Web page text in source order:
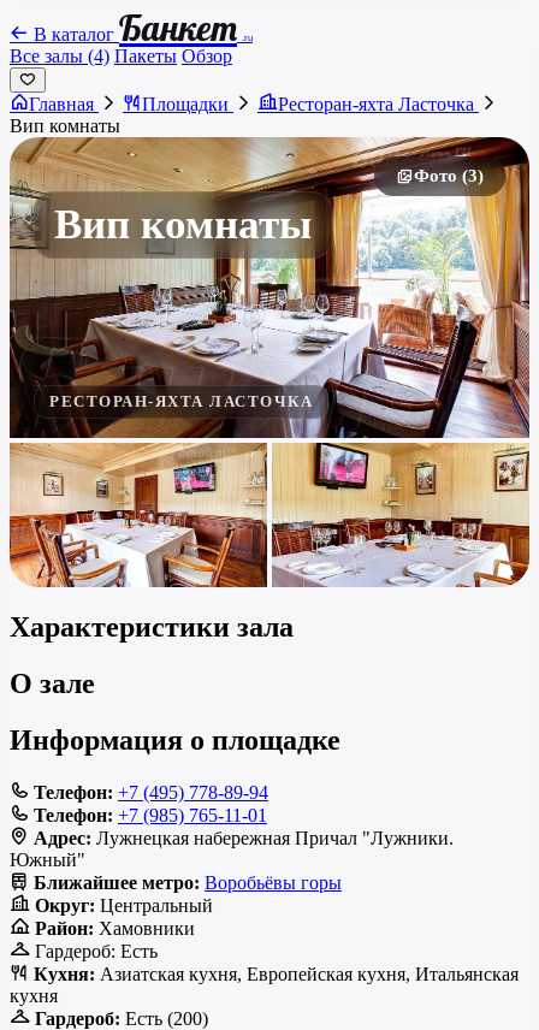
В каталог Банкет .ru
Все залы (4) Пакеты Обзор
Главная Площадки
Ресторан-яхта Ласточка
Вип комнаты
Вип комнаты
Фото (3)
РЕСТОРАН-ЯХТА ЛАСТОЧКА
Характеристики зала
О зале
Информация о площадке
Телефон: +7 (495) 778-89-94
Телефон: +7 (985) 765-11-01
Адрес: Лужнецкая набережная Причал "Лужники.
Южный"
Ближайшее метро: Воробьёвы горы
Округ: Центральный
Район: Хамовники
Гардероб: Есть
Кухня: Азиатская кухня, Европейская кухня, Итальянская
кухня
Гардероб: Есть (200)